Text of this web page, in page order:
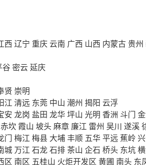
西 辽宁 重庆 云南 广西 山西 内蒙古 贵州
谷 密云延庆
贤 崇明
江 清远 东莞 中山 潮州 揭阳 云浮
安 龙岗 盐田 龙华坪山 光明 香洲 斗门
赤坎 霞山 坡头麻章 廉江 雷州 吴川 遂溪
门 梅江 梅县 大埔丰顺 五华平远 蕉岭
城 万江 石龙石排茶山 企石 桥头 东坑
区 南区 五桂山 火炬开发区 黄圃 南头 东